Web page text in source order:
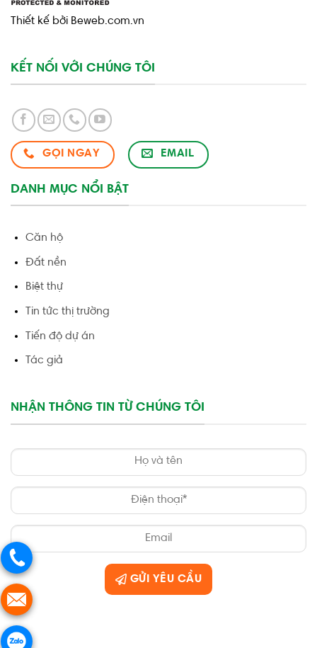
Thiết kế bởi Beweb.com.vn
KẾT NỐI VỚI CHÚNG TÔI
GỌI NGAY EMAIL
DANH MỤC NỔI BẬT
Căn hộ
Đất nền
Biệt thự
Tin tức thị trường
Tiến độ dự án
Tác giả
NHẬN THÔNG TIN TỪ CHÚNG TÔI
GỬI YÊU CẦU